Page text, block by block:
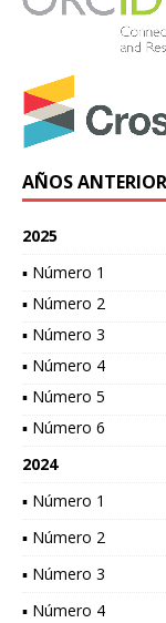
AÑOS
2025
▪ Número 1
▪ Número 2
▪ Número 3
▪ Número 4
▪ Número 5
▪ Número 6
2024
▪ Número 1
▪ Número 2
▪ Número 3
▪ Número 4